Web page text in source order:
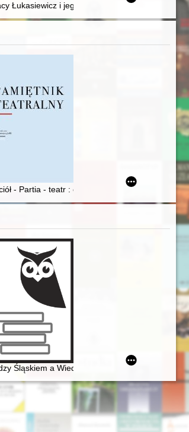
ludności żydowskiej do obozu zagłady w
(1913-1945)
Łukasiewicz i jego padewski rodowód : w 200.
r
nacjonalizmu : 120. rocznica urodzin Jędrzeja
sceny politycznej w świetle swoich
- Partia - teatr : cenzura rozproszona w PRL
Śląskiem a Wiedniem. Księga jubileuszowa z